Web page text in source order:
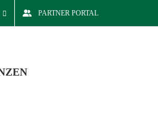
PARTNER PORTAL